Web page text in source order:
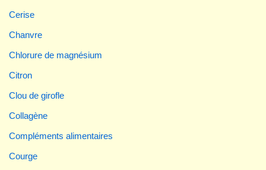
Cerise
Chanvre
Chlorure de magnésium
Citron
Clou de girofle
Collagène
Compléments alimentaires
Courge